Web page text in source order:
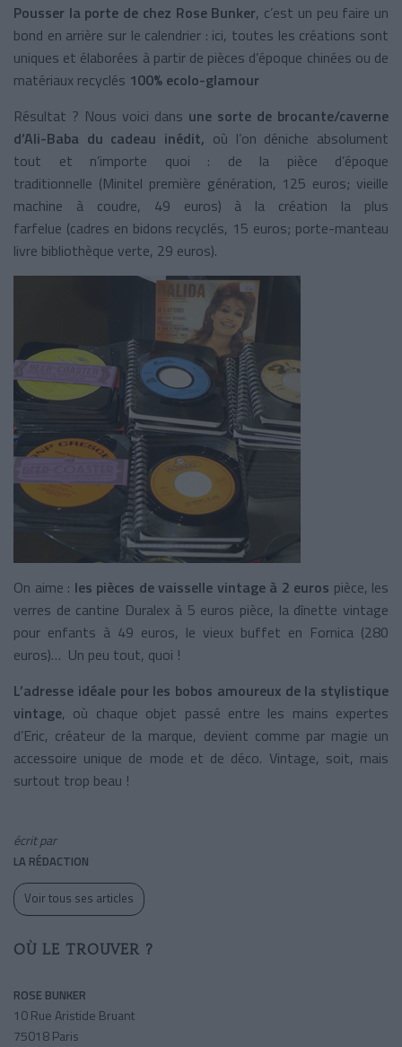
Pousser la porte de chez Rose Bunker, c’est un peu faire un
bond en arrière sur le calendrier : ici, toutes les créations sont
uniques et élaborées à partir de pièces d’époque chinées ou de
matériaux recyclés 100% ecolo-glamour
Résultat ? Nous voici dans une sorte de brocante/caverne
d’Ali-Baba du cadeau inédit, où l’on déniche absolument
tout et n’importe quoi : de la pièce d’époque
traditionnelle (Minitel première génération, 125 euros; vieille
machine à coudre, 49 euros) à la création la plus
farfelue (cadres en bidons recyclés, 15 euros; porte-manteau
livre bibliothèque verte, 29 euros).
On aime : les pièces de vaisselle vintage à 2 euros pièce, les
verres de cantine Duralex à 5 euros pièce, la dînette vintage
pour enfants à 49 euros, le vieux buffet en Fornica (280
euros)… Un peu tout, quoi !
L’adresse idéale pour les bobos amoureux de la stylistique
vintage, où chaque objet passé entre les mains expertes
d’Eric, créateur de la marque, devient comme par magie un
accessoire unique de mode et de déco. Vintage, soit, mais
surtout trop beau !
écrit par
LA RÉDACTION
Voir tous ses articles
OÙ LE TROUVER ?
ROSE BUNKER
10 Rue Aristide Bruant
75018 Paris